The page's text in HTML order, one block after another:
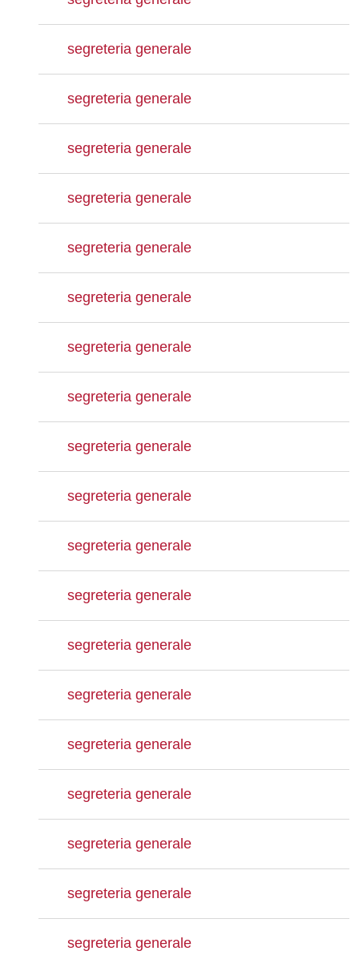
segreteria generale
segreteria generale
segreteria generale
segreteria generale
segreteria generale
segreteria generale
segreteria generale
segreteria generale
segreteria generale
segreteria generale
segreteria generale
segreteria generale
segreteria generale
segreteria generale
segreteria generale
segreteria generale
segreteria generale
segreteria generale
segreteria generale